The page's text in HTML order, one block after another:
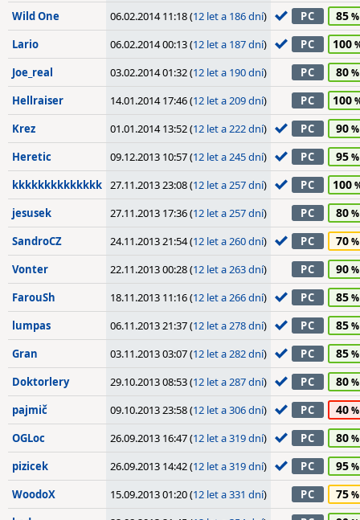
Wild One 06.02.2014 11:18 (12 let a 186 dní) PC 85
Lario 06.02.2014 00:13 (12 let a 187 dní) PC 100
Joe_real 03.02.2014 01:32 (12 let a 190 dní) PC 80
Hellraiser 14.01.2014 17:46 (12 let a 209 dní) PC 100
Krez 01.01.2014 13:52 (12 let a 222 dní) PC 90
Heretic 09.12.2013 10:57 (12 let a 245 dní) PC 95
kkkkkkkkkkkkkk 27.11.2013 23:08 (12 let a 257 dní) PC 100
jesusek 27.11.2013 17:36 (12 let a 257 dní) PC 80
SandroCZ 24.11.2013 21:54 (12 let a 260 dní) PC 70
Vonter 22.11.2013 00:28 (12 let a 263 dní) PC 90
FarouSh 18.11.2013 11:16 (12 let a 266 dní) PC 85
lumpas 06.11.2013 21:37 (12 let a 278 dní) PC 85
Gran 03.11.2013 03:07 (12 let a 282 dní) PC 85
Doktorlery 29.10.2013 08:53 (12 let a 287 dní) PC 80
pajmič 09.10.2013 23:58 (12 let a 306 dní) PC 40
OGLoc 26.09.2013 16:47 (12 let a 319 dní) PC 80
pizicek 26.09.2013 14:42 (12 let a 319 dní) PC 95
WoodoX 15.09.2013 01:20 (12 let a 331 dní) PC 75